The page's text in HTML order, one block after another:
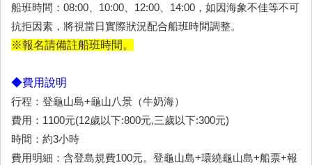
船班時間：08:00、10:00、12:00、14:00，如因海象不佳等不可
抗拒因素，將視當日實際狀況配合船班時間調整。
※報名請備註船班時間。
◆費用說明
行程：登龜山島+龜山八景（牛奶海）
費用：1100元(12歲以下:800元,三歲以下:300元)
時間：約3小時
費用明細：含登島規費100元。登龜山島+環繞龜山島+船票+報